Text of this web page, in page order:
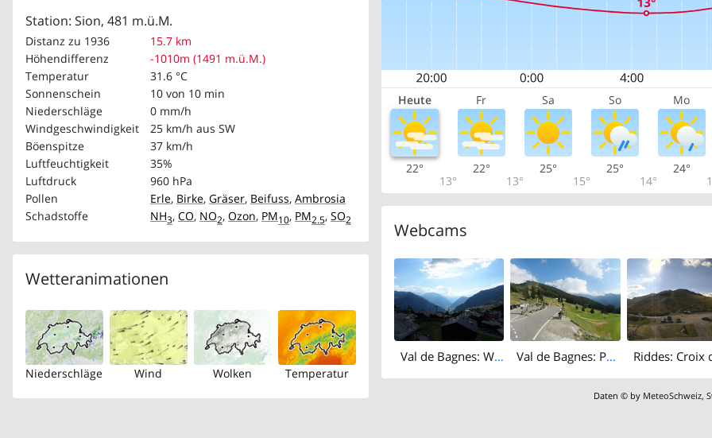
Station: Sion, 481 m.ü.M.
Distanz zu 1936
15.7 km
Höhendifferenz
-1010m (1491 m.ü.M.)
Temperatur
31.6 °C
Sonnenschein
10 von 10 min
Niederschläge
0 mm/h
Windgeschwindigkeit
25 km/h aus SW
Böenspitze
37 km/h
Luftfeuchtigkeit
35%
Luftdruck
960 hPa
Pollen
Erle, Birke, Gräser, Beifuss, Ambrosia
Schadstoffe
NH3, CO, NO2, Ozon, PM10, PM2.5, SO2
Wetteranimationen
Niederschläge Wind Wolken Temperatur
Heute Fr Sa So Mo
22°
13°
22°
13°
25°
15°
25°
14°
24°
Webcams
Val de Bagnes: W Verbier Val de Bagnes: Pro Bordzay: Le Carrefour
Daten © by MeteoSchweiz,